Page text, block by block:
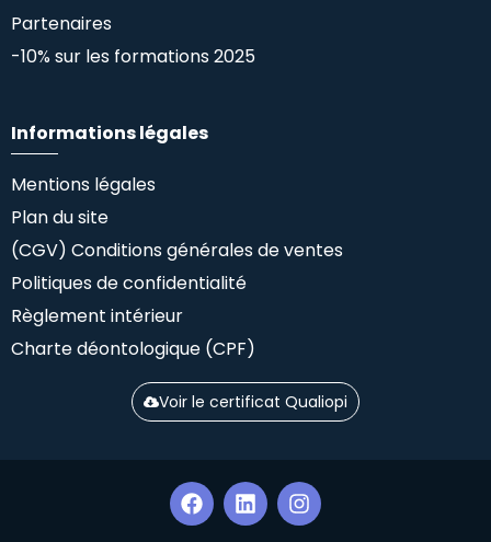
Partenaires
-10% sur les formations 2025
Informations légales
Mentions légales
Plan du site
(CGV) Conditions générales de ventes
Politiques de confidentialité
Règlement intérieur
Charte déontologique (CPF)
Voir le certificat Qualiopi